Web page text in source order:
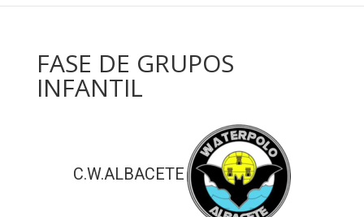
FASE DE GRUPOS
INFANTIL
C.W.ALBACETE